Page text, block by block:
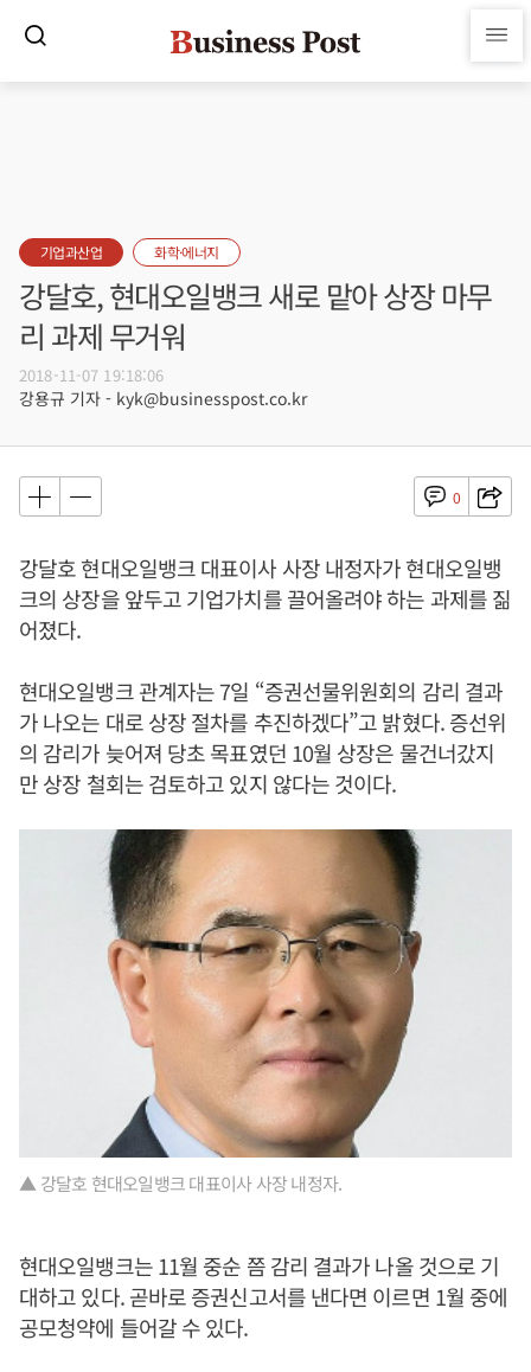
기업과산업 화학·에너지
강달호, 현대오일뱅크 새로 맡아 상장 마무
리 과제 무거워
2018-11-07 19:18:06
강용규 기자 - kyk@businesspost.co.kr
0
강달호 현대오일뱅크 대표이사 사장 내정자가 현대오일뱅
크의 상장을 앞두고 기업가치를 끌어올려야 하는 과제를 짊
어졌다.
현대오일뱅크 관계자는 7일 “증권선물위원회의 감리 결과
가 나오는 대로 상장 절차를 추진하겠다”고 밝혔다. 증선위
의 감리가 늦어져 당초 목표였던 10월 상장은 물건너갔지
만 상장 철회는 검토하고 있지 않다는 것이다.
▲ 강달호 현대오일뱅크 대표이사 사장 내정자.
현대오일뱅크는 11월 중순 쯤 감리 결과가 나올 것으로 기
대하고 있다. 곧바로 증권신고서를 낸다면 이르면 1월 중에
공모청약에 들어갈 수 있다.